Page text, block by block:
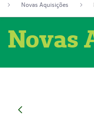
Novas Aquisições
Novas